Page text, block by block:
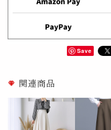
Save
関連商品